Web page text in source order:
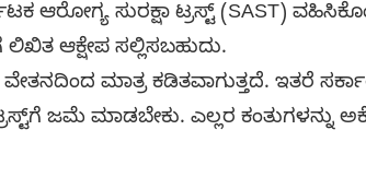
ಸುರಕ್ಷಾ ಟ್ರಸ್ಟ್ (SAST)
ಆಕ್ಷೇಪ ಸಲ್ಲಿಸಬಹುದು.
ಮಾತ್ರ ಕಡಿತವಾಗುತ್ತದೆ. ಇತರೆ
ಜಮೆ ಮಾಡಬೇಕು. ಎಲ್ಲರ ಕಂತುಗಳನ್ನು